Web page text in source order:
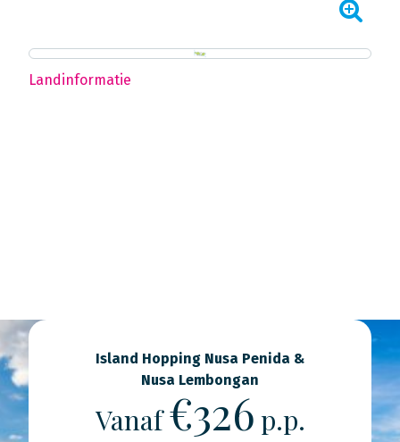
Landinformatie
Island Hopping Nusa Penida &
Nusa Lembongan
Vanaf€326 p.p.